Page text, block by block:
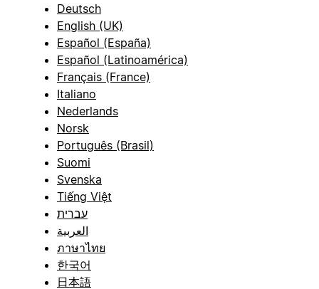
Deutsch
English (UK)
Español (España)
Español (Latinoamérica)
Français (France)
Italiano
Nederlands
Norsk
Português (Brasil)
Suomi
Svenska
Tiếng Việt
עברית
العربية
ภาษาไทย
한국어
日本語